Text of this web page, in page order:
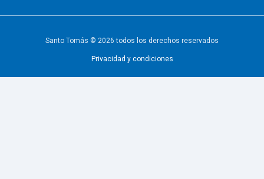
Santo Tomás © 2026 todos los derechos reservados
Privacidad y condiciones